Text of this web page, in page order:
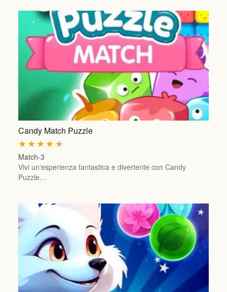
Candy Match Puzzle
★
★
★
★
★
Match-3
Vivi un'esperienza fantastica e divertente con Candy
Puzzle…